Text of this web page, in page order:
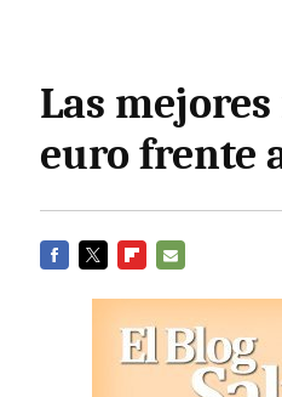
Las
euro frente